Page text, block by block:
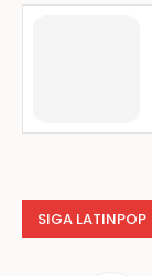
SIGA LATINPOP